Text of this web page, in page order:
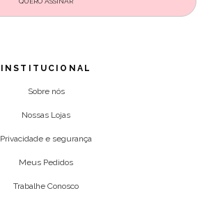
INSTITUCIONAL
Sobre nós
Nossas Lojas
Privacidade e segurança
Meus Pedidos
Trabalhe Conosco